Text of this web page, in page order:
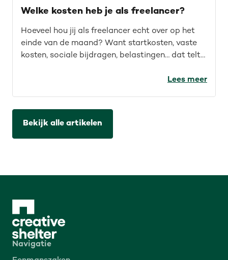
Welke kosten heb je als freelancer?
Hoeveel hou jij als freelancer echt over op het
einde van de maand? Want startkosten, vaste
kosten, sociale bijdragen, belastingen… dat telt
wat je als freelancer in België écht overhoudt.
Lees meer
Bekijk alle artikelen
Navigatie